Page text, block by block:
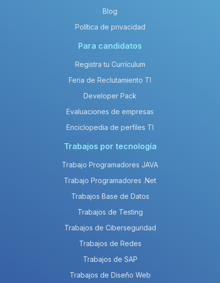
Blog
Política de privacidad
Para candidatos
Registra tu Currículum
Feria de Reclutamiento TI
Developer Pack
Evaluaciones de empresas
Enciclopedia de perfiles TI
Trabajos por tecnología
Trabajo Programadores JAVA
Trabajo Programadores .Net
Trabajos Base de Datos
Trabajos de Testing
Trabajos de Ciberseguridad
Trabajos de Redes
Trabajos de SAP
Trabajos de Diseño Web